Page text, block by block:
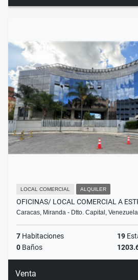
LOCAL COMERCIAL ALQUILER
OFICINAS/ LOCAL COMERCIAL A
Caracas, Miranda - Dtto. Capital, Venezuela
7 Habitaciones 19
0 Baños
Venta